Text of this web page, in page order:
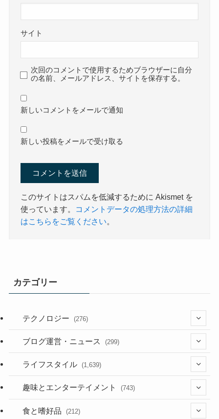
サイト
次回のコメントで使用するためブラウザーに自分
の名前、メールアドレス、サイトを保存する。
新しいコメントをメールで通知
新しい投稿をメールで受け取る
このサイトはスパムを低減するために Akismet を
使っています。
コメントデータの処理方法の詳細
はこちらをご覧ください。
カテゴリー
テクノロジー (276)
(36)
(187)
ブログ運営・ニュース (299)
(118)
(181)
ライフスタイル (1,639)
(394)
(282)
趣味とエンターテイメント (743)
(56)
食と嗜好品 (212)